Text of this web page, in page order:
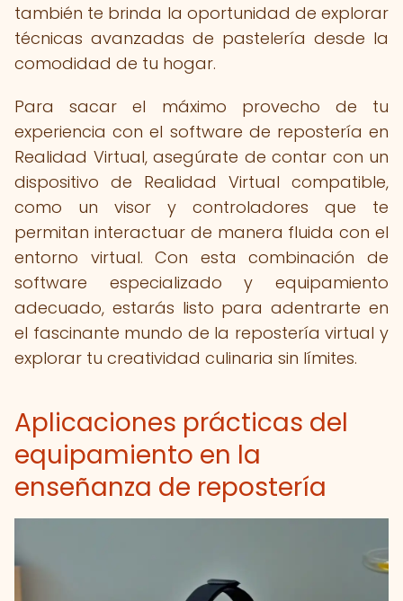
también te brinda la oportunidad de explorar
técnicas avanzadas de pastelería desde la
comodidad de tu hogar.
Para sacar el máximo provecho de tu
experiencia con el software de repostería en
Realidad Virtual, asegúrate de contar con un
dispositivo de Realidad Virtual compatible,
como un visor y controladores que te
permitan interactuar de manera fluida con el
entorno virtual. Con esta combinación de
software especializado y equipamiento
adecuado, estarás listo para adentrarte en
el fascinante mundo de la repostería virtual y
explorar tu creatividad culinaria sin límites.
Aplicaciones prácticas del
equipamiento en la
enseñanza de repostería